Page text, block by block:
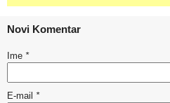
Novi Komentar
Ime *
E-mail *